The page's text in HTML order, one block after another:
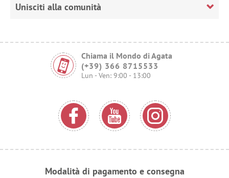
Unisciti alla comunità
Chiama il Mondo di Agata
(+39) 366 8715533
Lun - Ven: 9:00 - 13:00
Modalità di pagamento e consegna